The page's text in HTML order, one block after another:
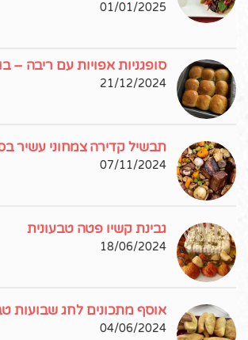
01/01/2025
סופגניות אפויות עם ריבה –
21/12/2024
תבשיל קדירה צמחוני עשיר
07/11/2024
גבינת קשיו פטה טבעונית
18/06/2024
אוסף מתכונים לחג שבועות
04/06/2024